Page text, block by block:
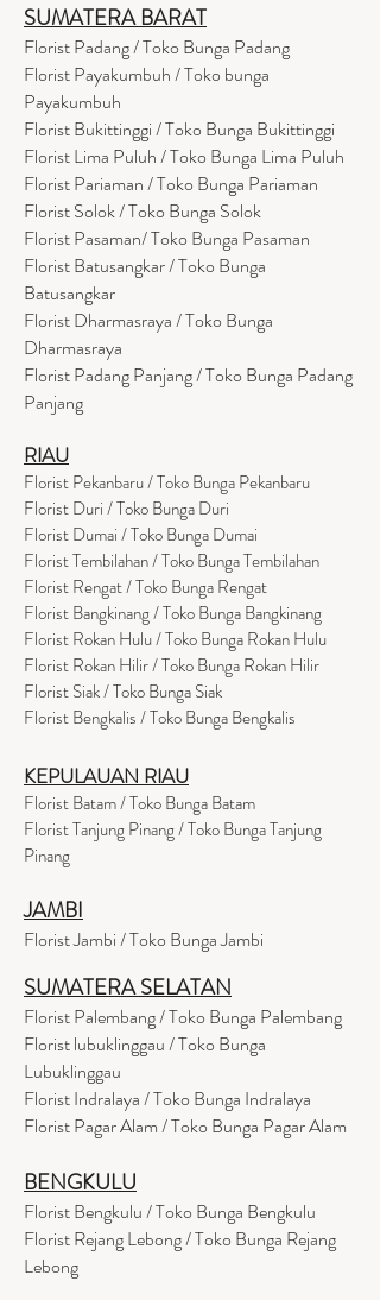
SUMATERA BARAT
Florist Padang / Toko Bunga Padang
Florist Payakumbuh / Toko bunga
Payakumbuh
Florist Bukittinggi / Toko Bunga Bukittinggi
Florist Lima Puluh / Toko Bunga Lima Puluh
Florist Pariaman / Toko Bunga Pariaman
Florist Solok / Toko Bunga Solok
Florist Pasaman/ Toko Bunga Pasaman
Florist Batusangkar / Toko Bunga
Batusangkar
Florist Dharmasraya / Toko Bunga
Dharmasraya
Florist Padang Panjang / Toko Bunga Padang
Panjang
RIAU
Florist Pekanbaru / Toko Bunga Pekanbaru
Florist Duri / Toko Bunga Duri
Florist Dumai / Toko Bunga Dumai
Florist Tembilahan / Toko Bunga Tembilahan
Florist Rengat / Toko Bunga Rengat
Florist Bangkinang / Toko Bunga Bangkinang
Florist Rokan Hulu / Toko Bunga Rokan Hulu
Florist Rokan Hilir / Toko Bunga Rokan Hilir
Florist Siak / Toko Bunga Siak
Florist Bengkalis / Toko Bunga Bengkalis
KEPULAUAN RIAU
Florist Batam / Toko Bunga Batam
Florist Tanjung Pinang / Toko Bunga Tanjung
Pinang
JAMBI
Florist Jambi / Toko Bunga Jambi
SUMATERA SELATAN
Florist Palembang / Toko Bunga Palembang
Florist lubuklinggau / Toko Bunga
Lubuklinggau
Florist Indralaya / Toko Bunga Indralaya
Florist Pagar Alam / Toko Bunga Pagar Alam
BENGKULU
Florist Bengkulu / Toko Bunga Bengkulu
Florist Rejang Lebong / Toko Bunga Rejang
Lebong